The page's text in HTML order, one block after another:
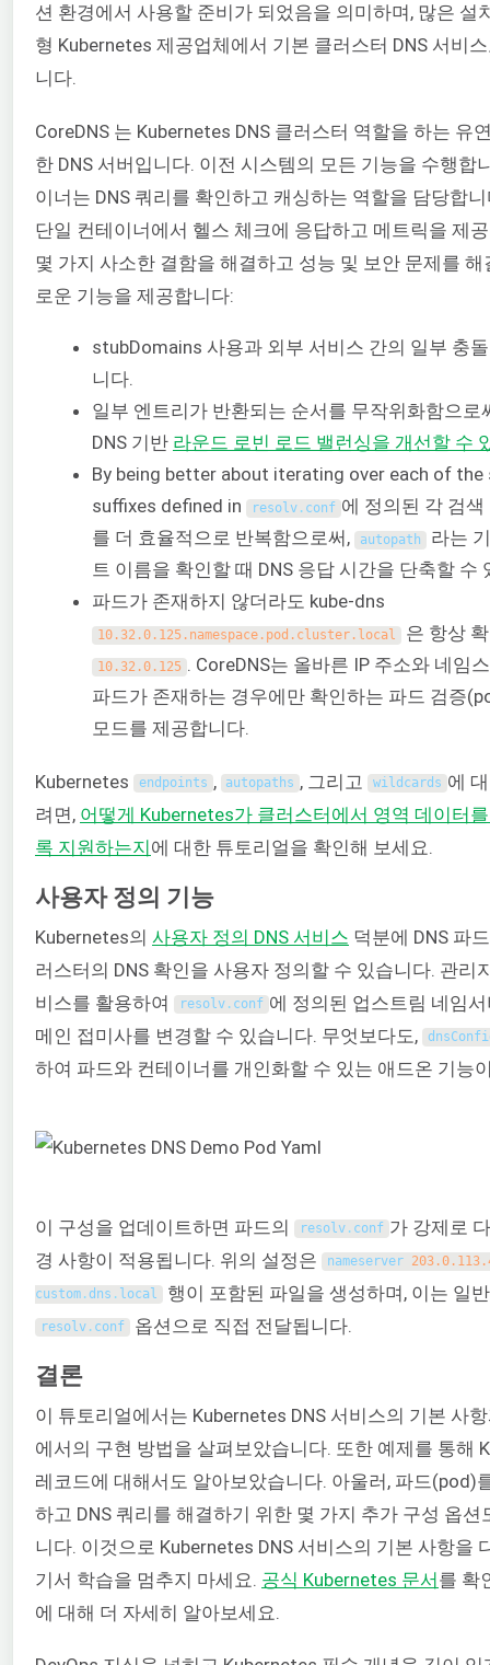
션 환경에서 사용할 준비가 되었음을 의미하며, 많은 설
형 Kubernetes 제공업체에서 기본 클러스터 DNS 서비
니다.
CoreDNS 는 Kubernetes DNS 클러스터 역할을 하는 유
한 DNS 서버입니다. 이전 시스템의 모든 기능을 수행합
이너는 DNS 쿼리를 확인하고 캐싱하는 역할을 담당합니
단일 컨테이너에서 헬스 체크에 응답하고 메트릭을 제
몇 가지 사소한 결함을 해결하고 성능 및 보안 문제를
로운 기능을 제공합니다:
stubDomains 사용과 외부 서비스 간의 일부 충
니다.
일부 엔트리가 반환되는 순서를 무작위화함으로
DNS 기반 라운드 로빈 로드 밸런싱을 개선할 수
By being better about iterating over each of the
suffixes defined in
resolv. conf 에 정의된 각 검
를 더 효율적으로 반복함으로써,
autopath 라는
트 이름을 확인할 때 DNS 응답 시간을 단축할 수
파드가 존재하지 않더라도 kube-dns
10.32.0.125.namespace.pod.cluster.local 은 항상
10.32.0.125 . CoreDNS는 올바른 IP 주소와 네임
파드가 존재하는 경우에만 확인하는 파드 검증
모드를 제공합니다.
Kubernetes endpoints , autopaths , 그리고 wildcards 에
려면, 어떻게 Kubernetes가 클러스터에서 영역 데이터
록 지원하는지에 대한 튜토리얼을 확인해 보세요.
사용자 정의 기능
Kubernetes의 사용자 정의 DNS 서비스 덕분에 DNS 파
러스터의 DNS 확인을 사용자 정의할 수 있습니다. 관리
비스를 활용하여
resolv. conf 에 정의된 업스트림 네임
메인 접미사를 변경할 수 있습니다. 무엇보다도,
하여 파드와 컨테이너를 개인화할 수 있는 애드온 기능
이 구성을 업데이트하면 파드의 resolv. conf 가 강제로
경 사항이 적용됩니다. 위의 설정은
nameserver
custom .dns . local 행이 포함된 파일을 생성하며, 이는 일
resolv. conf 옵션으로 직접 전달됩니다.
결론
이 튜토리얼에서는 Kubernetes DNS 서비스의 기본 사
에서의 구현 방법을 살펴보았습니다. 또한 예제를 통해
레코드에 대해서도 알아보았습니다. 아울러, 파드(pod)
하고 DNS 쿼리를 해결하기 위한 몇 가지 추가 구성 옵션
니다. 이것으로 Kubernetes DNS 서비스의 기본 사항을
기서 학습을 멈추지 마세요. 공식 Kubernetes 문서 를 확
에 대해 더 자세히 알아보세요.